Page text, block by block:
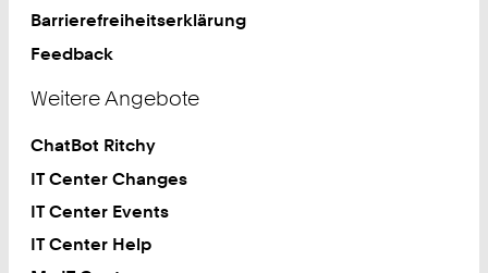
Barrierefreiheitserklärung
Feedback
Weitere Angebote
ChatBot Ritchy
IT Center Changes
IT Center Events
IT Center Help